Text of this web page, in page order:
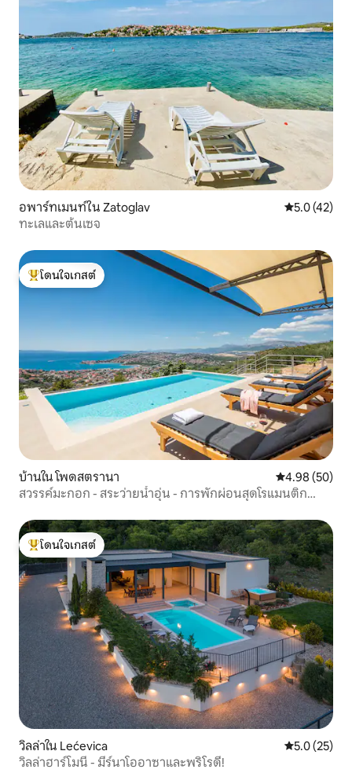
อพาร์ทเมนท์ใน Zatoglav คะแนนเฉลี่ย
5.0 (42)
ทะเลและต้นเซจ
โดนใจเกสต์ที่สุด
โดนใจเกสต์
บ้านใน โพดสตรานา คะแนนเฉลี่ย
4.98 (50)
สวรรค์มะกอก - สระว่ายน้ำอุ่น - การพักผ่อนสุดโรแมนติก
โดนใจเกสต์ที่สุด
โดนใจเกสต์
วิลล่าใน Lećevica คะแนนเฉลี่ย
5.0 (25)
วิลล่าฮาร์โมนี - มีร์นาโออาซาและพริโรดี!